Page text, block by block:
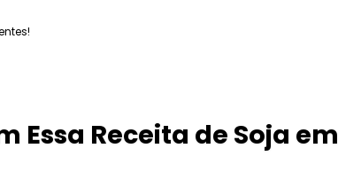
Essa Receita de Soja em